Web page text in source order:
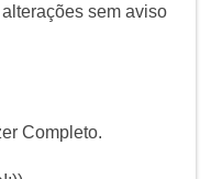
sem aviso
Completo.